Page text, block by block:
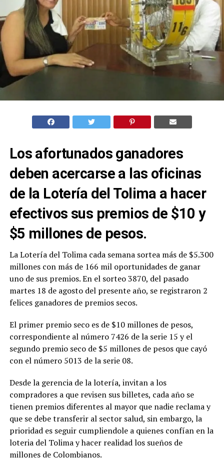
Los afortunados ganadores
deben acercarse a las oficinas
de la Lotería del Tolima a hacer
efectivos sus premios de $10 y
$5 millones de pesos.
La Lotería del Tolima cada semana sortea más de $5.300
millones con más de 166 mil oportunidades de ganar
uno de sus premios. En el sorteo 3870, del pasado
martes 18 de agosto del presente año, se registraron 2
felices ganadores de premios secos.
El primer premio seco es de $10 millones de pesos,
correspondiente al número 7426 de la serie 15 y el
segundo premio seco de $5 millones de pesos que cayó
con el número 5013 de la serie 08.
Desde la gerencia de la lotería, invitan a los
compradores a que revisen sus billetes, cada año se
tienen premios diferentes al mayor que nadie reclama y
que se debe transferir al sector salud, sin embargo, la
prioridad es seguir cumpliendole a quienes confían en la
loteria del Tolima y hacer realidad los sueños de
millones de Colombianos.